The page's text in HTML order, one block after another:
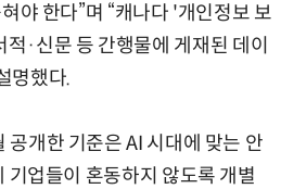
야 한다”며 “캐나다 '개인정보 보
·신문 등 간행물에 게재된 데이
명했다.
개한 기준은 AI 시대에 맞는 안
기업들이 혼동하지 않도록 개별